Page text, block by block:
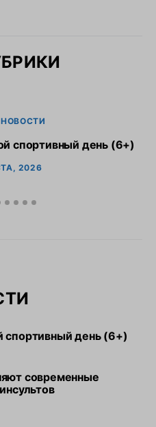
спортивный день (6+)
2026
день (6+)
современные